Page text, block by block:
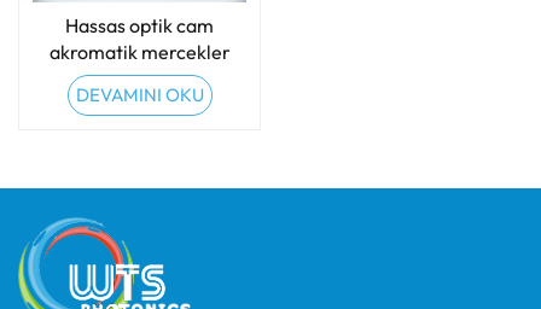
Hassas optik cam
akromatik mercekler
(Doubletler)
DEVAMINI OKU